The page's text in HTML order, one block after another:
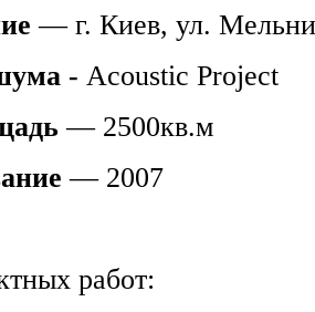
— г. Киев, ул.
- Аcoustic Project
— 2500кв.м
— 2007
работ: